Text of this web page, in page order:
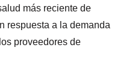
más reciente de
respuesta a la demanda
proveedores de